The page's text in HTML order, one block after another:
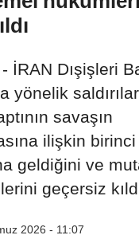
İRAN Dışişleri
yönelik
savaşın
ilişkin
geldiğini ve
geçersiz
2026 - 11:07